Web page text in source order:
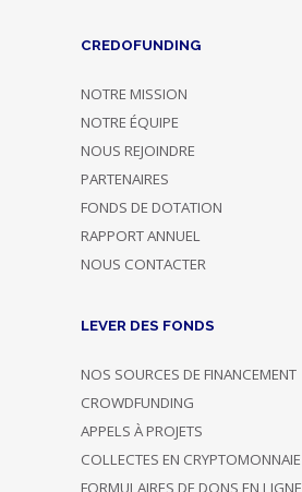
CREDOFUNDING
NOTRE MISSION
NOTRE ÉQUIPE
NOUS REJOINDRE
PARTENAIRES
FONDS DE DOTATION
RAPPORT ANNUEL
NOUS CONTACTER
LEVER DES FONDS
NOS SOURCES DE FINANCEMENT
CROWDFUNDING
APPELS À PROJETS
COLLECTES EN CRYPTOMONNAIE
FORMULAIRES DE DONS EN LIGNE